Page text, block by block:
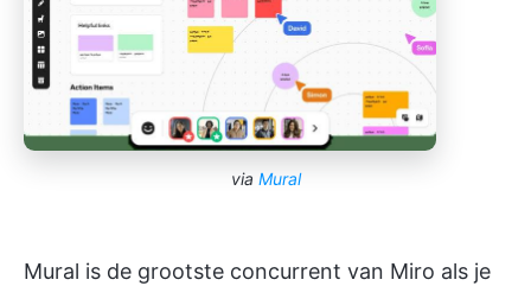
via Mural
Mural is de grootste concurrent van Miro als je